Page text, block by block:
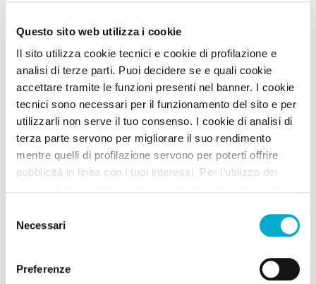
Questo sito web utilizza i cookie
Il sito utilizza cookie tecnici e cookie di profilazione e
analisi di terze parti. Puoi decidere se e quali cookie
accettare tramite le funzioni presenti nel banner. I cookie
tecnici sono necessari per il funzionamento del sito e per
utilizzarli non serve il tuo consenso. I cookie di analisi di
terza parte servono per migliorare il suo rendimento
mentre quelli di profilazione servono per poterti offrire
pubblicità in linea con i tuoi interessi. Per l’utilizzo dei
senza accettare” verranno installati solo i cookie tecnici.
Cliccando il pulsante “Accetta tutto” acconsenti all’utilizzo
di tutti i cookie. Cliccando il pulsante “mostra dettagli”
troverai le varie categorie di cookie e potrai accettare o
delNecessari
Preferenze
Agriturismi
Gli Arrighi